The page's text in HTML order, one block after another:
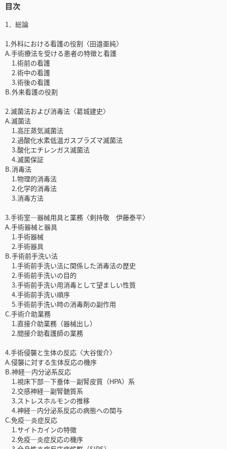
目次
1．総論
1.外科における看護の役割〈田邉亜純〉
A.手術療法を受ける患者の特徴と看護
1.術前の看護
2.術中の看護
3.術後の看護
B.外来看護の役割
2.滅菌法および消毒法〈葛城建史〉
A.滅菌法
1.高圧蒸気滅菌法
2.過酸化水素低温ガスプラズマ滅菌法
3.酸化エチレンガス滅菌法
4.滅菌保証
B.消毒法
1.物理的消毒法
2.化学的消毒法
3.消毒方法
3.手術室―器械用具と業務〈剣持敬 伊藤泰平〉
A.手術器械と器具
1.手術器械
2.手術器具
B.手術前手洗い法
1.手術前手洗い法に関係した消毒法の歴史
2.手術前手洗いの目的
3.手術前手洗い用消毒として望ましい性質
4.手術前手洗い順序
5.手術前手洗い時の消毒剤の副作用
C.手術介助業務
1.直接介助業務（器械出し）
2.間接介助看護師の業務
4.手術侵襲と生体の反応〈大谷俊介〉
A.侵襲に対する生体反応の機序
B.神経—内分泌系反応
1.視床下部—下垂体—副腎皮質（HPA）系
2.交感神経—副腎髄質系
3.ストレスホルモンの推移
4.神経—内分泌系反応の病態への関与
C.免疫—炎症反応
1.サイトカインの特徴
2.免疫—炎症反応の機序